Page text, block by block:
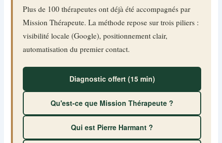
Plus de 100 thérapeutes ont déjà été accompagnés par
Mission Thérapeute. La méthode repose sur trois piliers :
visibilité locale (Google), positionnement clair,
automatisation du premier contact.
Diagnostic offert (15 min)
Qu'est-ce que Mission Thérapeute ?
Qui est Pierre Harmant ?